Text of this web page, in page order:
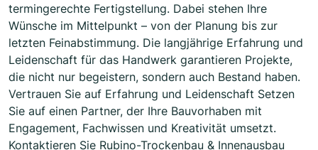
termingerechte Fertigstellung. Dabei stehen Ihre
Wünsche im Mittelpunkt – von der Planung bis zur
letzten Feinabstimmung. Die langjährige Erfahrung und
Leidenschaft für das Handwerk garantieren Projekte,
die nicht nur begeistern, sondern auch Bestand haben.
Vertrauen Sie auf Erfahrung und Leidenschaft Setzen
Sie auf einen Partner, der Ihre Bauvorhaben mit
Engagement, Fachwissen und Kreativität umsetzt.
Kontaktieren Sie Rubino-Trockenbau & Innenausbau